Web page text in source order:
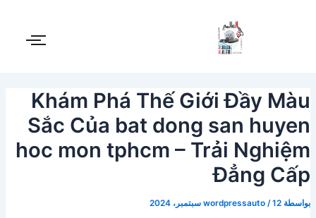
Khám Phá Thế Giới Đầy Màu
Sắc Của bat dong san huyen
hoc mon tphcm – Trải Nghiệm
Đẳng Cấp
بواسطة wordpressauto/12 سبتمبر، 2024